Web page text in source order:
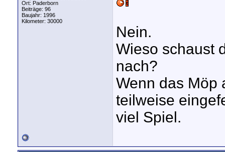
Ort: Paderborn
Beiträge: 96
Baujahr: 1996
Kilometer: 30000
Nein.
Wieso schaust
nach?
Wenn das Möp
teilweise
viel Spiel.